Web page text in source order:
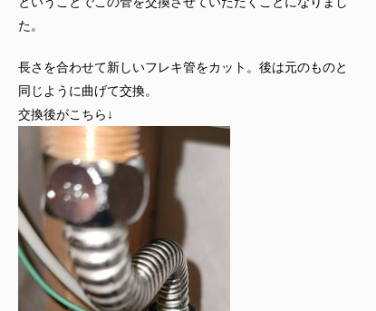
た。
長さを合わせて新しいフレキ管をカット。後は元のものと
同じように曲げて交換。
交換後がこちら↓